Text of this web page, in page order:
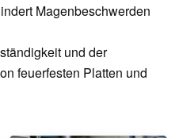
Magenbeschwerden
und der
feuerfesten Platten und